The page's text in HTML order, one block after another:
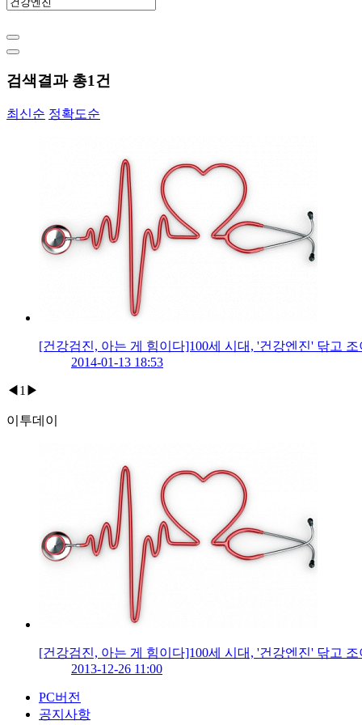
검색결과 총1건
최신순 정확도순
[건강검진, 아는 게 힘이다]100세 시대, '건강엔진' 닦고
2014-01-13 18:53
◀ 1 ▶
이투데이
[건강검진, 아는 게 힘이다]100세 시대, '건강엔진' 닦고
2013-12-26 11:00
PC버전
공지사항